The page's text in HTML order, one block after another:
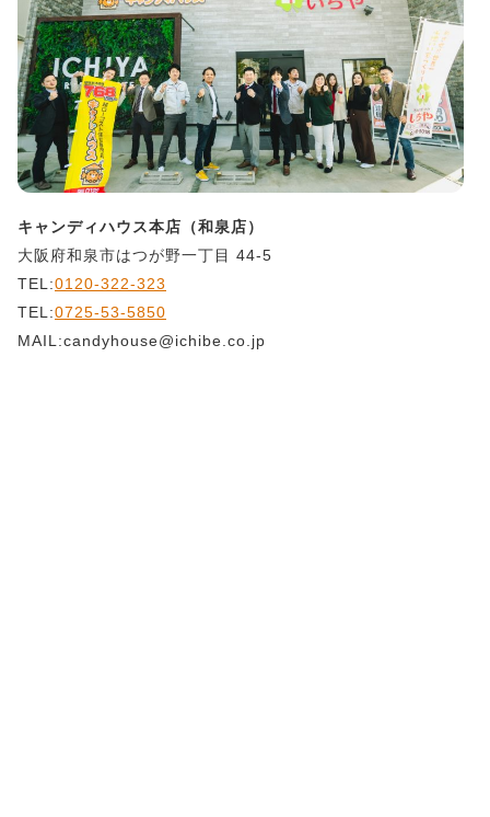
キャンディハウス本店（和泉店）
大阪府和泉市はつが野一丁目 44-5
TEL:0120-322-323
TEL:0725-53-5850
MAIL:candyhouse@ichibe.co.jp